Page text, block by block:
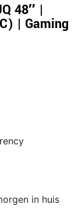
48″ |
| Gaming
in huis